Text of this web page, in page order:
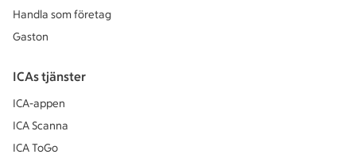
Handla som företag
Gaston
ICAs tjänster
ICA-appen
ICA Scanna
ICA ToGo